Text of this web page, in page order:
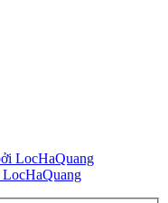
LocHaQuang
LocHaQuang